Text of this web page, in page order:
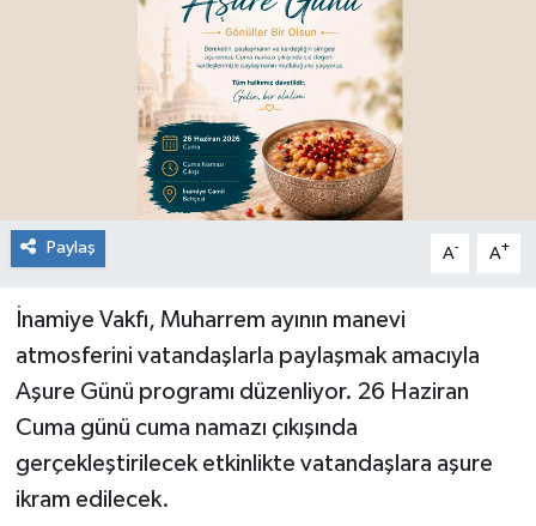
Paylaş A- A+
İnamiye Vakfı, Muharrem ayının manevi
atmosferini vatandaşlarla paylaşmak amacıyla
Aşure Günü programı düzenliyor. 26 Haziran
Cuma günü cuma namazı çıkışında
gerçekleştirilecek etkinlikte vatandaşlara aşure
ikram edilecek.